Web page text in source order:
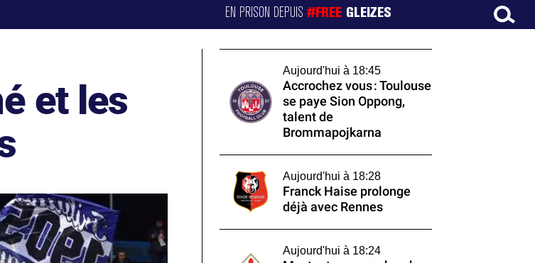
EN PRISON DEPUIS#FREE GLEIZES
et les
Aujourd'hui à 18:45
Accrochez vous : Toulouse
se paye Sion Oppong,
talent de
Brommapojkarna
Aujourd'hui à 18:28
Franck Haise prolonge
déjà avec Rennes
Aujourd'hui à 18:24